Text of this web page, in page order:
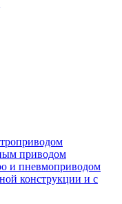
приводом
и пневмоприводом
конструкции и с